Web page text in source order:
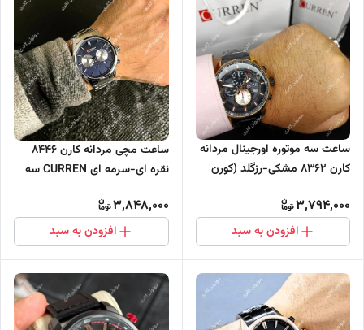
ساعت سه موتوره اورجینال مردانه
کارن 8362 مشکی-رزگلد (کورن
3,794,000
افزودن به سبد
ساعت مچی مردانه کارن 8446
نقره ای-سرمه ای CURREN سه
3,848,000
افزودن به سبد